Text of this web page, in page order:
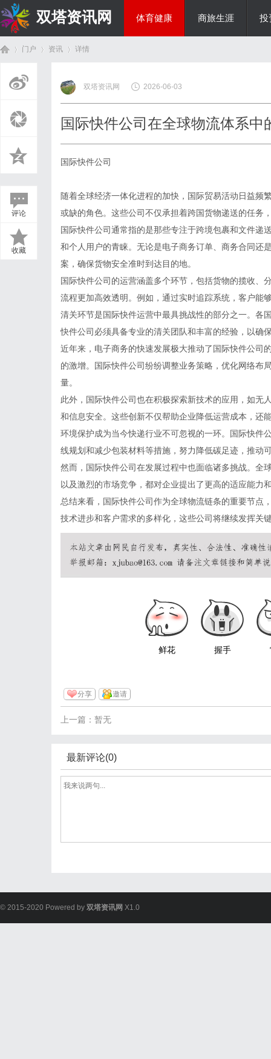
双塔资讯网 体育健康 商旅生涯 投
门户 资讯
›
详情
评论
收藏
双塔资讯网 2026-06-03
国际快件公司在全球物流体系
国际快件公司
随着全球经济一体化进程的加快，国际贸易活动日益频
或缺的角色。这些公司不仅承担着跨国货物递送的任务
国际快件公司通常指的是那些专注于跨境包裹和文件递
和个人用户的青睐。无论是电子商务订单、商务合同还
案，确保货物安全准时到达目的地。
国际快件公司的运营涵盖多个环节，包括货物的揽收、
流程更加高效透明。例如，通过实时追踪系统，客户能
清关环节是国际快件运营中最具挑战性的部分之一。各
快件公司必须具备专业的清关团队和丰富的经验，以确
近年来，电子商务的快速发展极大推动了国际快件公司
的激增。国际快件公司纷纷调整业务策略，优化网络布
量。
此外，国际快件公司也在积极探索新技术的应用，如无
和信息安全。这些创新不仅帮助企业降低运营成本，还
环境保护成为当今快递行业不可忽视的一环。国际快件
线规划和减少包装材料等措施，努力降低碳足迹，推动
然而，国际快件公司在发展过程中也面临诸多挑战。全
以及激烈的市场竞争，都对企业提出了更高的适应能力
总结来看，国际快件公司作为全球物流链条的重要节点
技术进步和客户需求的多样化，这些公司将继续发挥关
鲜花 握手
分享 邀请
上一篇：暂无
最新评论(0)
© 2015-2020 Powered by 双塔资讯网 X1.0